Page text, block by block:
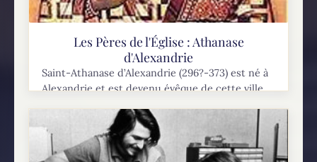
Les Pères de l'Église : Athanase
d'Alexandrie
Saint-Athanase d’Alexandrie (296?-373) est né à
Alexandrie et est devenu évêque de cette ville
pendant 50 ans le rempart de l’orthodoxie en
orient...